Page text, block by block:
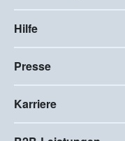
Hilfe
Presse
Karriere